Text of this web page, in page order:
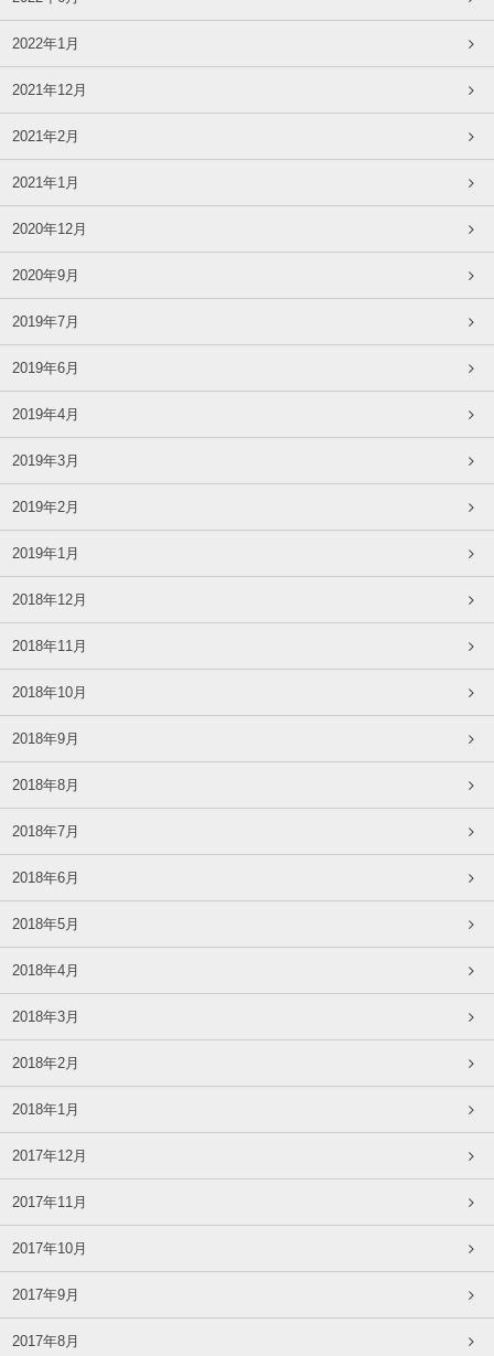
2022年1月
2021年12月
2021年2月
2021年1月
2020年12月
2020年9月
2019年7月
2019年6月
2019年4月
2019年3月
2019年2月
2019年1月
2018年12月
2018年11月
2018年10月
2018年9月
2018年8月
2018年7月
2018年6月
2018年5月
2018年4月
2018年3月
2018年2月
2018年1月
2017年12月
2017年11月
2017年10月
2017年9月
2017年8月